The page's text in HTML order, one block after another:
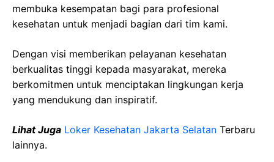
membuka kesempatan bagi para profesional
kesehatan untuk menjadi bagian dari tim kami.
Dengan visi memberikan pelayanan kesehatan
berkualitas tinggi kepada masyarakat, mereka
berkomitmen untuk menciptakan lingkungan kerja
yang mendukung dan inspiratif.
Lihat Juga Loker Kesehatan Jakarta Selatan Terbaru
lainnya.